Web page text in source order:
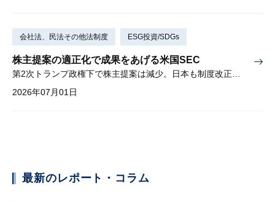
会社法、民法その他法制度 ESG投資/SDGs
株主提案の適正化で成果をあげる米国SEC
第2次トランプ政権下で株主提案は減少。日本も制度改正を検討中。
2026年07月01日
最新のレポート・コラム